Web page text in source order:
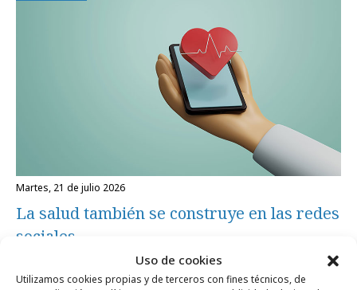
Uso de cookies
Utilizamos cookies propias y de terceros con fines técnicos, de
martes, 21 de julio 2026
La salud también se construye en las redes
sociales
Formación y estudios